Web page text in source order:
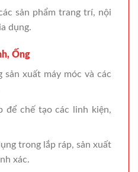
sản phẩm trang trí, nội
dụng.
Ống
sản xuất máy móc và các
để chế tạo các linh kiện,
trong lắp ráp, sản xuất
xác.